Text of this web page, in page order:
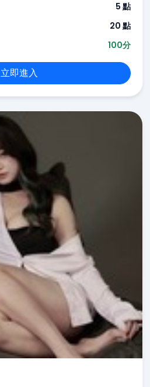
5 點
20 點
100分
立即進入